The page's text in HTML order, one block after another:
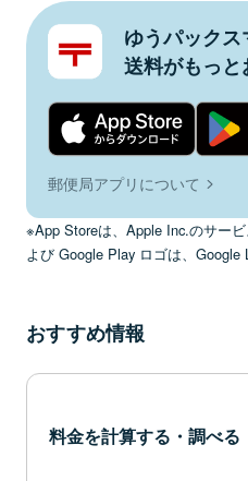
ゆうパック
送料がもっと
郵便局アプリについて
※App Storeは、Apple Inc.のサー
よび Google Play ロゴは、Google
おすすめ情報
料金を計算する・調べる